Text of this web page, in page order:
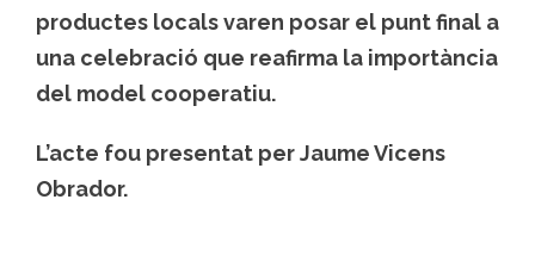
productes localsvaren posar el punt final a
una celebració que reafirma la importància
del model cooperatiu.
L’acte fou presentat perJaume Vicens
Obrador.